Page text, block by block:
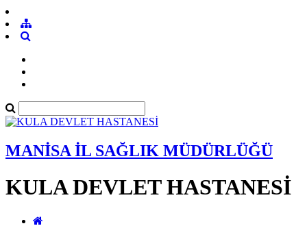
MANİSA İL SAĞLIK MÜDÜRLÜĞÜ
KULA DEVLET HASTANESİ